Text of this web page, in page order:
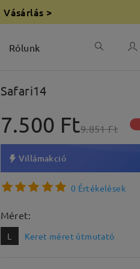
Vásárlás >
Rólunk
Safari14
7.500 Ft9.851 Ft
Villámakció
0 Értékelések
Méret:
L Keret méret útmutató